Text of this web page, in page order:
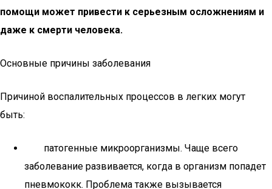
помощи может привести к серьезным осложнениям и
даже к смерти человека.
Основные причины заболевания
Причиной воспалительных процессов в легких могут
быть:
патогенные микроорганизмы. Чаще всего
заболевание развивается, когда в организм попадет
пневмококк. Проблема также вызывается